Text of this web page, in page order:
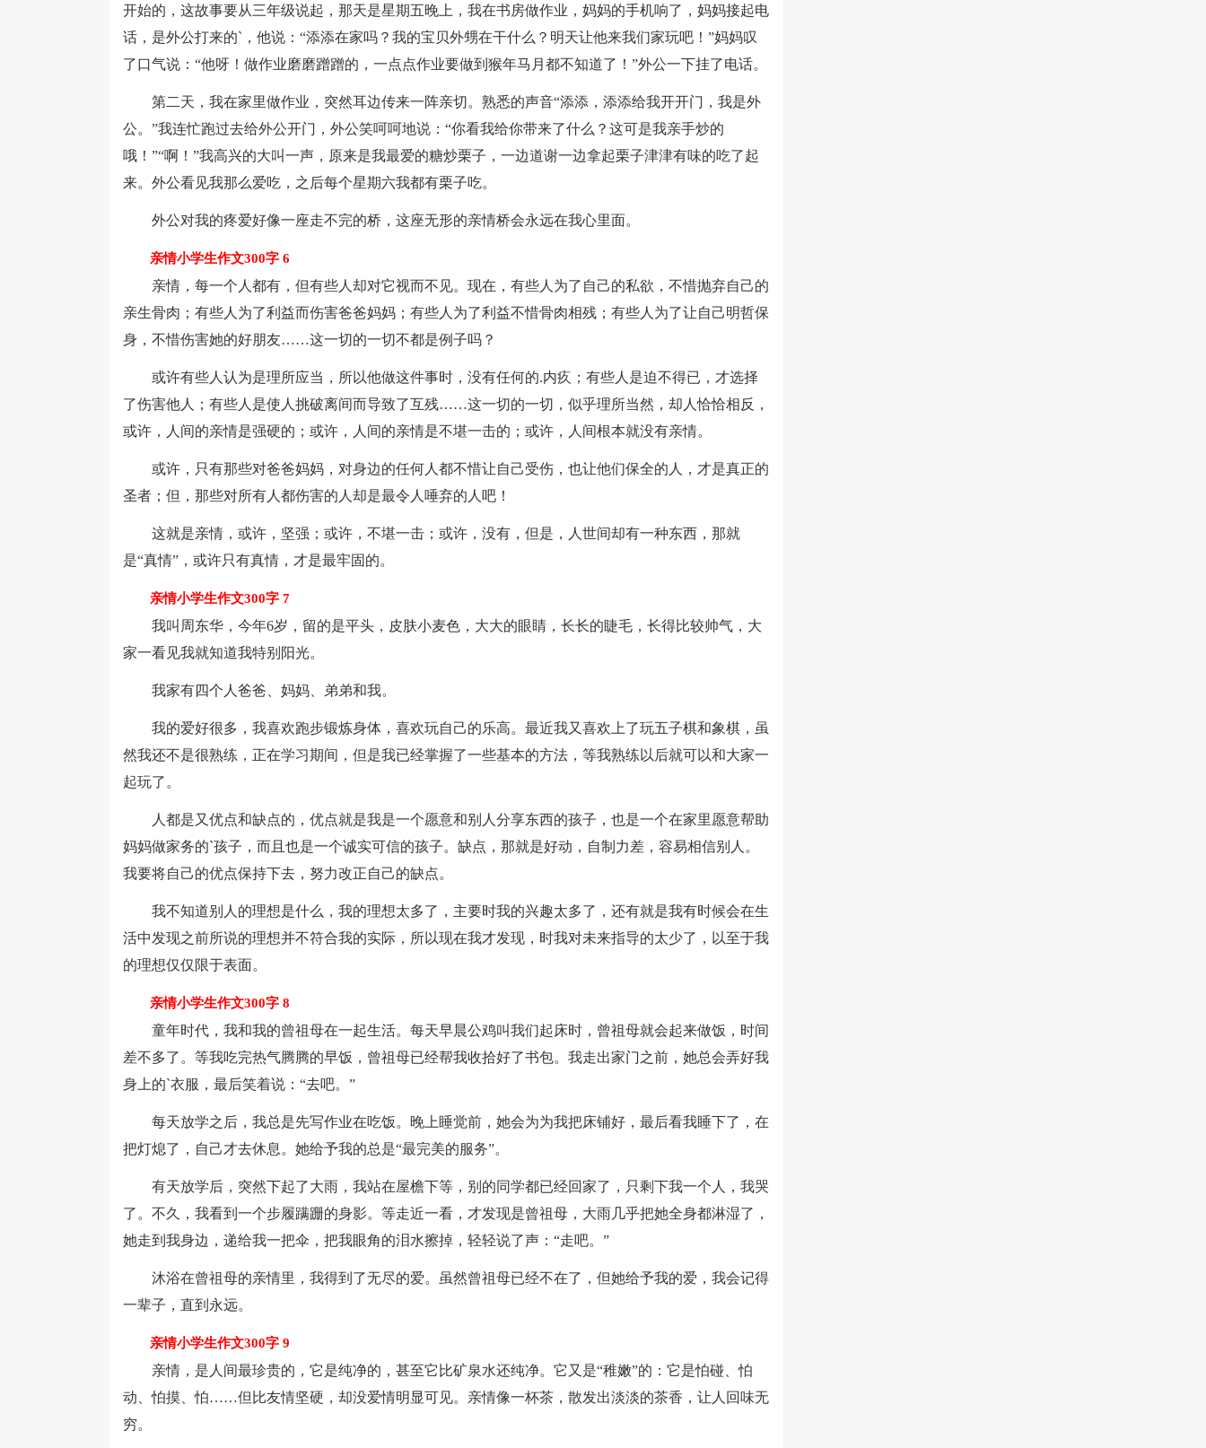
开始的，这故事要从三年级说起，那天是星期五晚上，我在书房做作业，妈妈的手机响了，妈妈接起电
话，是外公打来的`，他说：“添添在家吗？我的宝贝外甥在干什么？明天让他来我们家玩吧！”妈妈叹
了口气说：“他呀！做作业磨磨蹭蹭的，一点点作业要做到猴年马月都不知道了！”外公一下挂了电话。
第二天，我在家里做作业，突然耳边传来一阵亲切。熟悉的声音“添添，添添给我开开门，我是外
公。”我连忙跑过去给外公开门，外公笑呵呵地说：“你看我给你带来了什么？这可是我亲手炒的
哦！”“啊！”我高兴的大叫一声，原来是我最爱的糖炒栗子，一边道谢一边拿起栗子津津有味的吃了起
来。外公看见我那么爱吃，之后每个星期六我都有栗子吃。
外公对我的疼爱好像一座走不完的桥，这座无形的亲情桥会永远在我心里面。
亲情小学生作文300字 6
亲情，每一个人都有，但有些人却对它视而不见。现在，有些人为了自己的私欲，不惜抛弃自己的
亲生骨肉；有些人为了利益而伤害爸爸妈妈；有些人为了利益不惜骨肉相残；有些人为了让自己明哲保
身，不惜伤害她的好朋友……这一切的一切不都是例子吗？
或许有些人认为是理所应当，所以他做这件事时，没有任何的.内疚；有些人是迫不得已，才选择
了伤害他人；有些人是使人挑破离间而导致了互残……这一切的一切，似乎理所当然，却人恰恰相反，
或许，人间的亲情是强硬的；或许，人间的亲情是不堪一击的；或许，人间根本就没有亲情。
或许，只有那些对爸爸妈妈，对身边的任何人都不惜让自己受伤，也让他们保全的人，才是真正的
圣者；但，那些对所有人都伤害的人却是最令人唾弃的人吧！
这就是亲情，或许，坚强；或许，不堪一击；或许，没有，但是，人世间却有一种东西，那就
是“真情”，或许只有真情，才是最牢固的。
亲情小学生作文300字 7
我叫周东华，今年6岁，留的是平头，皮肤小麦色，大大的眼睛，长长的睫毛，长得比较帅气，大
家一看见我就知道我特别阳光。
我家有四个人爸爸、妈妈、弟弟和我。
我的爱好很多，我喜欢跑步锻炼身体，喜欢玩自己的乐高。最近我又喜欢上了玩五子棋和象棋，虽
然我还不是很熟练，正在学习期间，但是我已经掌握了一些基本的方法，等我熟练以后就可以和大家一
起玩了。
人都是又优点和缺点的，优点就是我是一个愿意和别人分享东西的孩子，也是一个在家里愿意帮助
妈妈做家务的`孩子，而且也是一个诚实可信的孩子。缺点，那就是好动，自制力差，容易相信别人。
我要将自己的优点保持下去，努力改正自己的缺点。
我不知道别人的理想是什么，我的理想太多了，主要时我的兴趣太多了，还有就是我有时候会在生
活中发现之前所说的理想并不符合我的实际，所以现在我才发现，时我对未来指导的太少了，以至于我
的理想仅仅限于表面。
亲情小学生作文300字 8
童年时代，我和我的曾祖母在一起生活。每天早晨公鸡叫我们起床时，曾祖母就会起来做饭，时间
差不多了。等我吃完热气腾腾的早饭，曾祖母已经帮我收拾好了书包。我走出家门之前，她总会弄好我
身上的`衣服，最后笑着说：“去吧。”
每天放学之后，我总是先写作业在吃饭。晚上睡觉前，她会为为我把床铺好，最后看我睡下了，在
把灯熄了，自己才去休息。她给予我的总是“最完美的服务”。
有天放学后，突然下起了大雨，我站在屋檐下等，别的同学都已经回家了，只剩下我一个人，我哭
了。不久，我看到一个步履蹒跚的身影。等走近一看，才发现是曾祖母，大雨几乎把她全身都淋湿了，
她走到我身边，递给我一把伞，把我眼角的泪水擦掉，轻轻说了声：“走吧。”
沐浴在曾祖母的亲情里，我得到了无尽的爱。虽然曾祖母已经不在了，但她给予我的爱，我会记得
一辈子，直到永远。
亲情小学生作文300字 9
亲情，是人间最珍贵的，它是纯净的，甚至它比矿泉水还纯净。它又是“稚嫩”的：它是怕碰、怕
动、怕摸、怕……但比友情坚硬，却没爱情明显可见。亲情像一杯茶，散发出淡淡的茶香，让人回味无
穷。